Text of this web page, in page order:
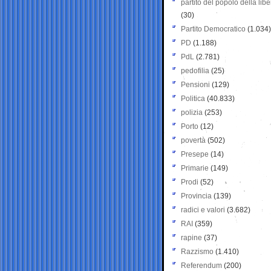
partito del popolo della
(30)
Partito Democratico (1.034)
PD (1.188)
PdL (2.781)
pedofilia (25)
Pensioni (129)
Politica (40.833)
polizia (253)
Porto (12)
povertà (502)
Presepe (14)
Primarie (149)
Prodi (52)
Provincia (139)
radici e valori (3.682)
RAI (359)
rapine (37)
Razzismo (1.410)
Referendum (200)